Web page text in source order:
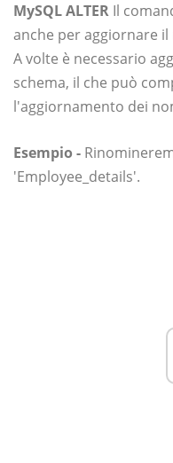
MySQL ALTER Il
anche per aggiornare
A volte è necessario
schema, il che può
l'aggiornamento dei
Esempio -
'Employee_details'.